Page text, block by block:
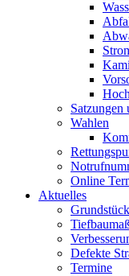
Satzungen
Wahlen
Online
Aktuelles
Defekte
Termine